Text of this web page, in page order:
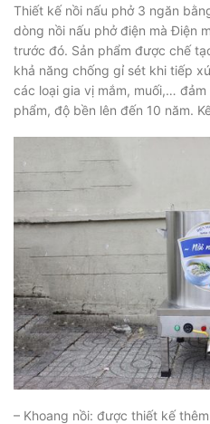
Thiết kế nồi nấu phở 3 ngăn
dòng nồi nấu phở điện mà Điện
trước đó. Sản phẩm được chế
khả năng chống gỉ sét khi tiếp
các loại gia vị mắm, muối,…
phẩm, độ bền lên đến 10 năm.
– Khoang nồi: được thiết kế